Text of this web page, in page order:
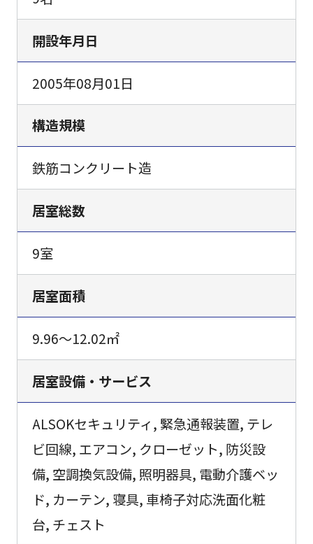
開設年月日
2005年08月01日
構造規模
鉄筋コンクリート造
居室総数
9室
居室面積
9.96～12.02㎡
居室設備・サービス
ALSOKセキュリティ, 緊急通報装置, テレ
ビ回線, エアコン, クローゼット, 防災設
備, 空調換気設備, 照明器具, 電動介護ベッ
ド, カーテン, 寝具, 車椅子対応洗面化粧
台, チェスト